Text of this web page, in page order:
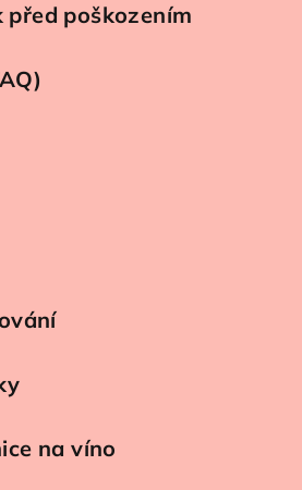
před poškozením
na víno